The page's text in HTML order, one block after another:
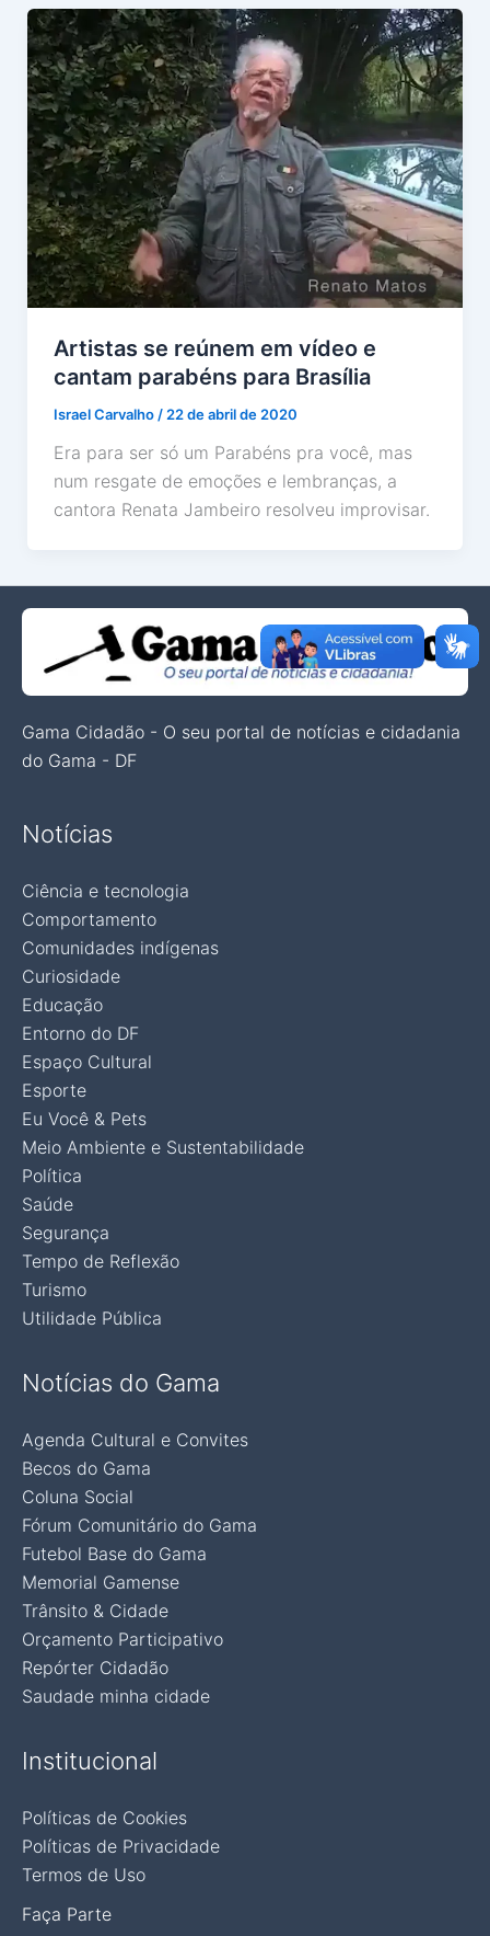
Artistas se reúnem em vídeo e
cantam parabéns para Brasília
Israel Carvalho / 22 de abril de 2020
Era para ser só um Parabéns pra você, mas
num resgate de emoções e lembranças, a
cantora Renata Jambeiro resolveu improvisar.
Gama Cidadão - O seu portal de notícias e cidadania
do Gama - DF
Notícias
Ciência e tecnologia
Comportamento
Comunidades indígenas
Curiosidade
Educação
Entorno do DF
Espaço Cultural
Esporte
Eu Você & Pets
Meio Ambiente e Sustentabilidade
Política
Saúde
Segurança
Tempo de Reflexão
Turismo
Utilidade Pública
Notícias do Gama
Agenda Cultural e Convites
Becos do Gama
Coluna Social
Fórum Comunitário do Gama
Futebol Base do Gama
Memorial Gamense
Trânsito & Cidade
Orçamento Participativo
Repórter Cidadão
Saudade minha cidade
Institucional
Políticas de Cookies
Políticas de Privacidade
Termos de Uso
Faça Parte